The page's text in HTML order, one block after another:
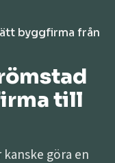
byggfirma från
till
göra en